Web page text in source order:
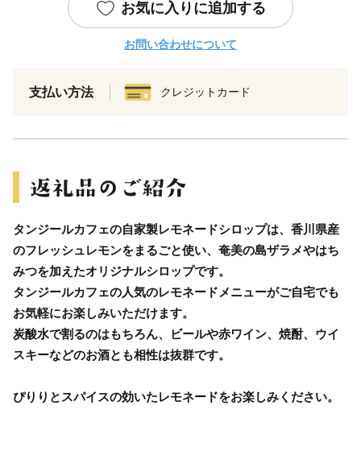
お気に入りに追加する
お問い合わせについて
支払い方法 クレジットカード
タンジールカフェの自家製レモネードシロップは、香川県産
のフレッシュレモンをまるごと使い、奄美の島ザラメやはち
みつを加えたオリジナルシロップです。
タンジールカフェの人気のレモネードメニューがご自宅でも
お気軽にお楽しみいただけます。
炭酸水で割るのはもちろん、ビールや赤ワイン、焼酎、ウイ
スキーなどのお酒とも相性は抜群です。
ぴりりとスパイスの効いたレモネードをお楽しみください。